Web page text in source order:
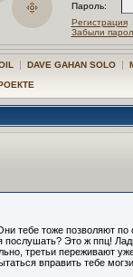
Пароль:
Регистрация
Забыли
| DAVE GAHAN SOLO |
тебе тоже позволяют по
послушать? Это ж ппц!
третьи переживают
вправить тебе